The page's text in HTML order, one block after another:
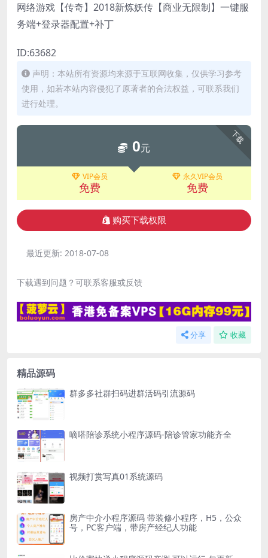
网络游戏【传奇】2018新炼妖传【商业无限制】一键服
务端+登录器配置+补丁
ID:63682
声明：本站所有资源均来源于互联网收集，仅供学习参考
使用，如若本站内容侵犯了原著者的合法权益，可联系我们
进行处理。
下载
0元
VIP会员
免费
永久VIP会员
免费
购买下载权限
最近更新: 2018-07-08
下载遇到问题？可联系客服或反馈
分享 收藏
精品源码
群多多社群扫码进群活码引流源码
嘀嗒陪诊系统小程序源码-陪诊管家功能齐全
视频打赏写真01系统源码
房产中介小程序源码 带装修小程序，H5，公众
号，PC客户端，带房产经纪人功能